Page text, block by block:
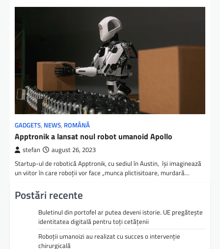
GADGETS, NEWS, ROMÂNĂ
Apptronik a lansat noul robot umanoid Apollo
stefan august 26, 2023
Startup-ul de robotică Apptronik, cu sediul în Austin, îşi imaginează
un viitor în care roboţii vor face „munca plictisitoare, murdară…
Postări recente
Buletinul din portofel ar putea deveni istorie. UE pregătește
identitatea digitală pentru toți cetățenii
Roboții umanoizi au realizat cu succes o intervenție
chirurgicală